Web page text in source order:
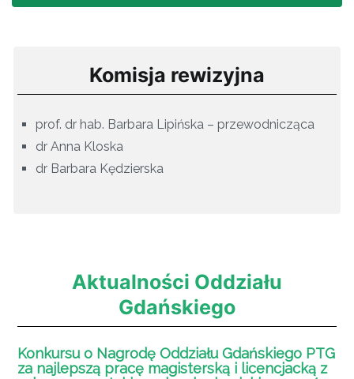
Komisja rewizyjna
prof. dr hab. Barbara Lipińska – przewodnicząca
dr Anna Kloska
dr Barbara Kędzierska
Aktualności Oddziału
Gdańskiego
Konkursu o Nagrodę Oddziału Gdańskiego PTG
za najlepszą pracę magisterską i licencjacką z